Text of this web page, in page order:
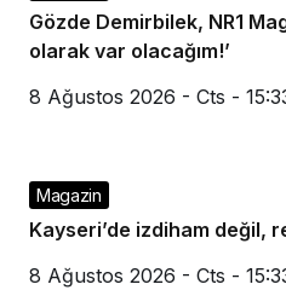
Gözde Demirbilek, NR1
olarak var olacağım!’
8 Ağustos 2026 - Cts -
Magazin
Kayseri’de izdiham değil,
8 Ağustos 2026 - Cts -